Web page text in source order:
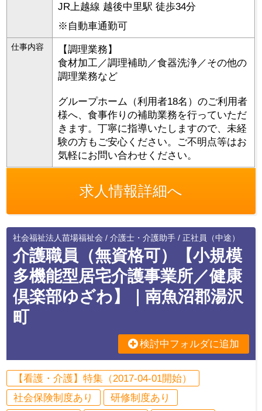
JR上越線 越後中里駅 徒歩34分
※自動車通勤可
仕事内容
【調理業務】
食材加工／調理補助／食器洗浄／その他の
調理業務など
グループホーム（利用者18名）のご利用者
様へ、食事作りの補助業務を行っていただ
きます。丁寧に指導いたしますので、未経
験の方もご安心ください。ご不明点等はお
気軽にお問い合わせください。
求人情報詳細へ
社会福祉法人苗場福祉会 / 介護士・介護助手 / 正社員（中途）
介護職員（無資格可）【小規模
多機能型居宅介護事業所／健康
倶楽部ゆざわ】｜南魚沼郡湯沢
町
検討中フォルダに追加
【看護・介護】特集（2017-04-01開始）
社会保険制度あり
研修制度あり